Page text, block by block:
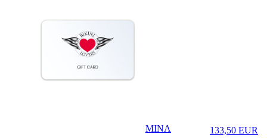
♡
MINA 133,50 EUR
Prezzo in